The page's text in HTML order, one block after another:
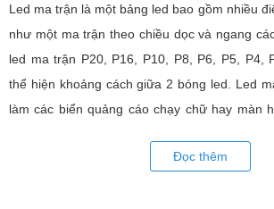
Led ma trận là một bảng led bao gồm nhiều
như một ma trận theo chiều dọc và ngang
led ma trận P20, P16, P10, P8, P6, P5, P4,
thể hiện khoảng cách giữa 2 bóng led. Led
làm các biển quảng cáo chạy chữ hay màn
nhiều lĩnh vực của cuộc sống. LED Trường
Đọc thêm